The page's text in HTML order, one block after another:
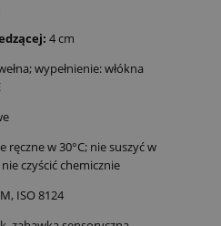
4 cm
wypełnienie: włókna
ręczne w 30°C; nie suszyć w
czyścić chemicznie
ISO 8124